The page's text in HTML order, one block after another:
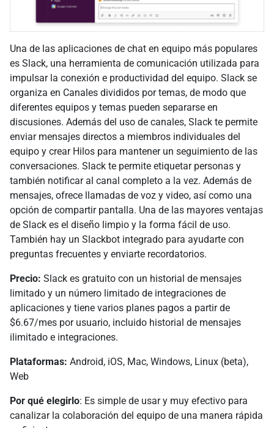
Una de las aplicaciones de chat en equipo más populares
es Slack, una herramienta de comunicación utilizada para
impulsar la conexión e productividad del equipo. Slack se
organiza en Canales divididos por temas, de modo que
diferentes equipos y temas pueden separarse en
discusiones. Además del uso de canales, Slack te permite
enviar mensajes directos a miembros individuales del
equipo y crear Hilos para mantener un seguimiento de las
conversaciones. Slack te permite etiquetar personas y
también notificar al canal completo a la vez. Además de
mensajes, ofrece llamadas de voz y video, así como una
opción de compartir pantalla. Una de las mayores ventajas
de Slack es el diseño limpio y la forma fácil de uso.
También hay un Slackbot integrado para ayudarte con
preguntas frecuentes y enviarte recordatorios.
Precio: Slack es gratuito con un historial de mensajes
limitado y un número limitado de integraciones de
aplicaciones y tiene varios planes pagos a partir de
$6.67/mes por usuario, incluido historial de mensajes
ilimitado e integraciones.
Plataformas: Android, iOS, Mac, Windows, Linux (beta),
Web
Por qué elegirlo: Es simple de usar y muy efectivo para
canalizar la colaboración del equipo de una manera rápida